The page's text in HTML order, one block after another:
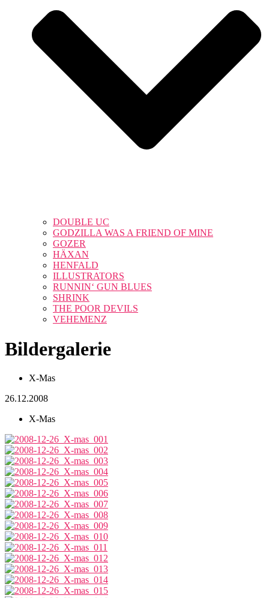
DOUBLE UC
GODZILLA WAS A FRIEND OF MINE
GOZER
HÄXAN
HENFALD
ILLUSTRATORS
RUNNIN‘ GUN BLUES
SHRINK
THE POOR DEVILS
VEHEMENZ
Bildergalerie
X-Mas
26.12.2008
X-Mas